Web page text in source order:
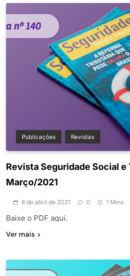
Publicações Revistas
Revista Seguridade Social e
Março/2021
8 de abril de 2021 0 1 Mins
Baixe o PDF aqui.
Ver mais